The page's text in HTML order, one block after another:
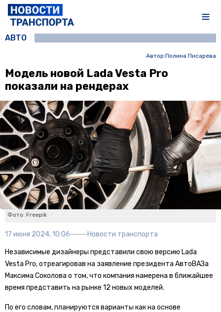
АВТО
Автор:Полина Писарева
Модель новой Lada Vesta Pro
показали на рендерах
Фото: Freepik
17 июня 2024, 10:06 Новости транспорта
Независимые дизайнеры представили свою версию Lada
Vesta Pro, отреагировав на заявление президента АвтоВАЗа
Максима Соколова о том, что компания намерена в ближайшее
время представить на рынке 12 новых моделей.
По его словам, планируются варианты как на основе